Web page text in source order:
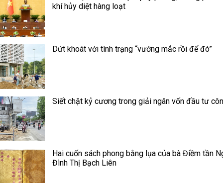
khí hủy diệt hàng loạt
Dứt khoát với tình trạng “vướng mắc rồi để đó”
Siết chặt kỷ cương trong giải ngân vốn đầu tư
Hai cuốn sách phong bằng lụa của bà Điềm tần
Đình Thị Bạch Liên